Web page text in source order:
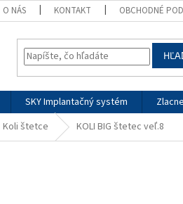
O NÁS KONTAKT OBCHODNÉ
SKY Implantačný systém
Koli štetce KOLI BIG štetec veľ.8